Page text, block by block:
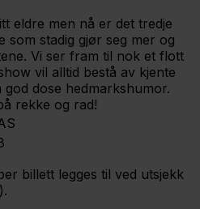
eldre men nå er det tredje
som stadig gjør seg mer og
Vi ser fram til nok et flott
vil alltid bestå av kjente
dose hedmarkshumor.
rekke og rad!
billett legges til ved utsjekk